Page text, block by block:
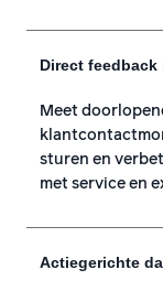
Direct
Meet
sturen en
met service en
Actiegerichte